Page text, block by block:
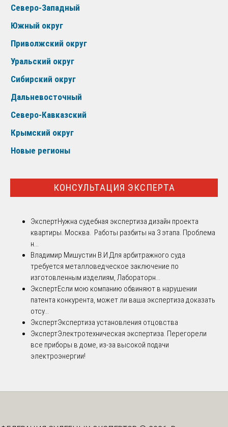
Северо-Западный
Южный округ
Приволжский округ
Уральский округ
Сибирский округ
Дальневосточный
Северо-Кавказский
Крымский округ
Новые регионы
КОНСУЛЬТАЦИЯ ЭКСПЕРТА
ЭкспертНужна судебная экспертиза дизайн проекта
квартиры. Москва. Работы разбиты на 3 этапа. Проблема
н...
Владимир Мишустин В.И.Для арбитражного суда
требуется металловедческое заключение по
изготовленным изделиям, Лабораторн...
ЭкспертЕсли мою компанию обвиняют в нарушении
патента конкурента, может ли ваша экспертиза доказать
отсу...
ЭкспертЭкспертиза установления отцовства
ЭкспертЭлектротехническая экспертиза. Перегорели
все приборы в доме, из-за высокой подачи
электроэнергии!